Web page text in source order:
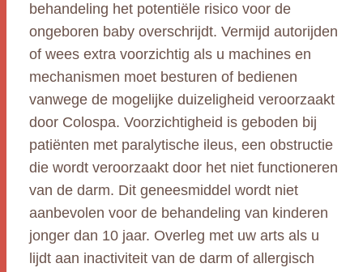
behandeling het potentiële risico voor de
ongeboren baby overschrijdt. Vermijd autorijden
of wees extra voorzichtig als u machines en
mechanismen moet besturen of bedienen
vanwege de mogelijke duizeligheid veroorzaakt
door Colospa. Voorzichtigheid is geboden bij
patiënten met paralytische ileus, een obstructie
die wordt veroorzaakt door het niet functioneren
van de darm. Dit geneesmiddel wordt niet
aanbevolen voor de behandeling van kinderen
jonger dan 10 jaar. Overleg met uw arts als u
lijdt aan inactiviteit van de darm of allergisch